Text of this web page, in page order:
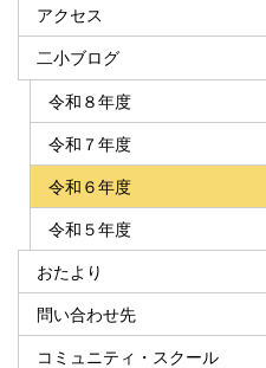
アクセス
二小ブログ
令和８年度
令和７年度
令和６年度
令和５年度
おたより
問い合わせ先
コミュニティ・スクール